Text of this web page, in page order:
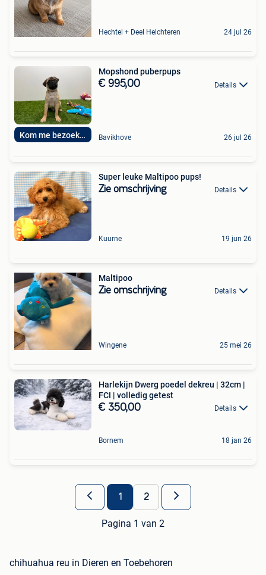
Hechtel + Deel Helchteren 24 jul 26
Kom me bezoeken
Mopshond puberpups
€ 995,00 Details
Bavikhove 26 jul 26
Super leuke Maltipoo pups!
Zie omschrijving Details
Kuurne 19 jun 26
Maltipoo
Zie omschrijving Details
Wingene 25 mei 26
Harlekijn Dwerg poedel dekreu | 32cm |
FCI | volledig getest
€ 350,00 Details
Bornem 18 jan 26
1 2
Pagina 1 van 2
chihuahua reu in Dieren en Toebehoren